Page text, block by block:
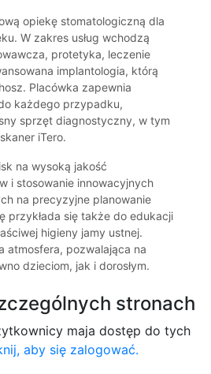
opiekę stomatologiczną dla
W zakres usług wchodzą
protetyka, leczenie
implantologia, którą
Placówka zapewnia
każdego przypadku,
sprzęt diagnostyczny, w tym
iTero.
na wysoką jakość
i stosowanie innowacyjnych
na precyzyjne planowanie
przykłada się także do edukacji
higieny jamy ustnej.
atmosfera, pozwalająca na
dzieciom, jak i dorosłym.
stronach
maja dostęp do tych
aby się zalogować.